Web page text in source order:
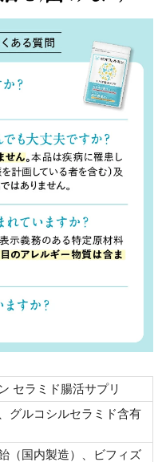
セラミド腸活サプリ
グルコシルセラミド含有
（国内製造）、ビフィズ